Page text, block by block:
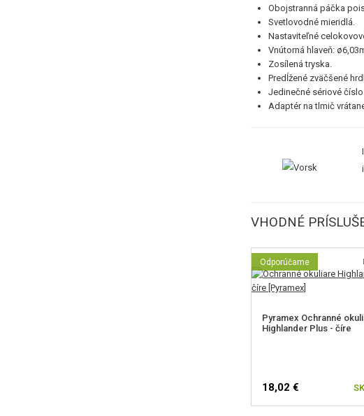
Obojstranná páčka
Svetlovodné mieridlá.
Nastaviteľné
Vnútorná hlaveň:
Zosílená tryska.
Predĺžené zväčšené
Jedinečné sériové
Adaptér na tlmič
VHODNÉ
Odporúčame
Pyramex Ochranné
Highlander Plus - číre
18,02 €